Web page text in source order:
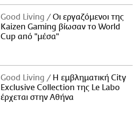
Good Living
Οι εργαζόμενοι της
Kaizen Gaming βίωσαν το World
Cup από "μέσα"
Good Living
Η εμβληματική City
Exclusive Collection της Le Labo
έρχεται στην Αθήνα